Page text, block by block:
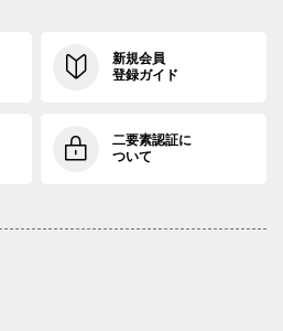
新規会員
登録ガイド
二要素認証に
ついて